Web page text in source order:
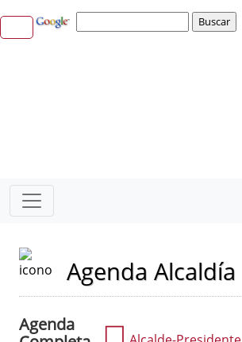
Agenda Alcaldía
Agenda
☐